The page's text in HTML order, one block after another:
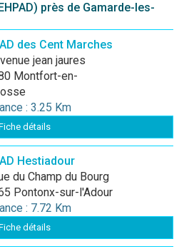
près de Gamarde-les-
des Cent Marches
jean jaures
Montfort-en-
: 3.25 Km
détails
Hestiadour
du Champ du Bourg
Pontonx-sur-l'Adour
: 7.72 Km
détails